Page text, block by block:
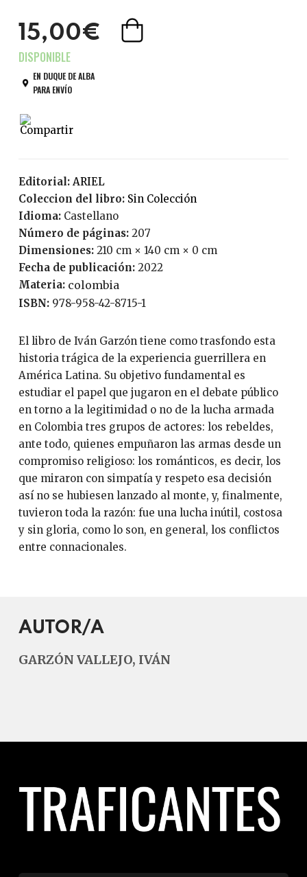
15,00€
EN DUQUE DE ALBA
PARA ENVÍO
Editorial:
ARIEL
Coleccion del libro:
Sin Colección
Idioma:
Castellano
Número de páginas:
207
Dimensiones: 210 cm × 140 cm × 0 cm
Fecha de publicación:
2022
Materia: colombia
ISBN: 978-958-42-8715-1
El libro de Iván Garzón tiene como trasfondo esta
historia trágica de la experiencia guerrillera en
América Latina. Su objetivo fundamental es
estudiar el papel que jugaron en el debate público
en torno a la legitimidad o no de la lucha armada
en Colombia tres grupos de actores: los rebeldes,
ante todo, quienes empuñaron las armas desde un
compromiso religioso: los románticos, es decir, los
que miraron con simpatía y respeto esa decisión
así no se hubiesen lanzado al monte, y, finalmente,
tuvieron toda la razón: fue una lucha inútil, costosa
y sin gloria, como lo son, en general, los conflictos
entre connacionales.
AUTOR/A
GARZÓN VALLEJO, IVÁN